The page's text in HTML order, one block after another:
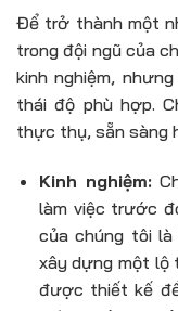
Để trở thành một
trong đội ngũ của
kinh nghiệm,
thái độ phù hợp.
thực thụ, sẵn sàng
Kinh nghiệm:
làm việc trước
của chúng tôi
xây dựng một lộ
được thiết kế